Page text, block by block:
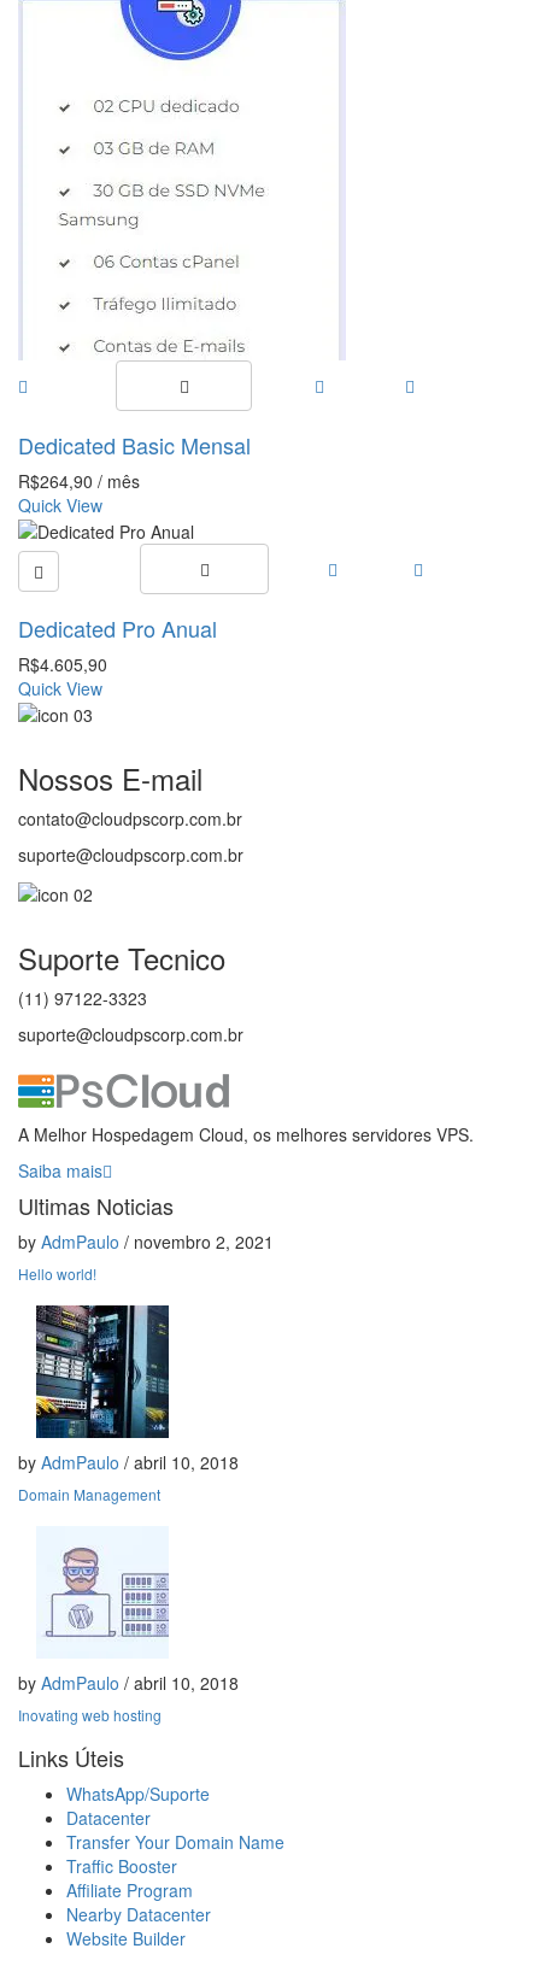
Dedicated Basic Mensal
R$264,90 / mês
Quick View
Dedicated Pro Anual
R$4.605,90
Quick View
Nossos E-mail
contato@cloudpscorp.com.br
suporte@cloudpscorp.com.br
Suporte Tecnico
(11) 97122-3323
suporte@cloudpscorp.com.br
A Melhor Hospedagem Cloud, os melhores servidores VPS.
Saiba mais
Ultimas Noticias
by AdmPaulo / novembro 2, 2021
Hello world!
by AdmPaulo / abril 10, 2018
Domain Management
by AdmPaulo / abril 10, 2018
Inovating web hosting
Links Úteis
WhatsApp/Suporte
Datacenter
Transfer Your Domain Name
Traffic Booster
Affiliate Program
Nearby Datacenter
Website Builder